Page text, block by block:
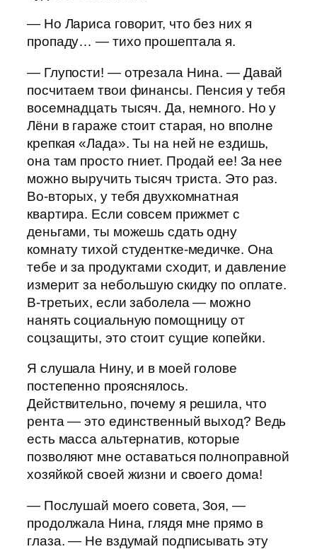
— Но Лариса говорит, что без них я
пропаду… — тихо прошептала я.
— Глупости! — отрезала Нина. — Давай
посчитаем твои финансы. Пенсия у тебя
восемнадцать тысяч. Да, немного. Но у
Лёни в гараже стоит старая, но вполне
крепкая «Лада». Ты на ней не ездишь,
она там просто гниет. Продай ее! За нее
можно выручить тысяч триста. Это раз.
Во-вторых, у тебя двухкомнатная
квартира. Если совсем прижмет с
деньгами, ты можешь сдать одну
комнату тихой студентке-медичке. Она
тебе и за продуктами сходит, и давление
измерит за небольшую скидку по оплате.
В-третьих, если заболела — можно
нанять социальную помощницу от
соцзащиты, это стоит сущие копейки.
Я слушала Нину, и в моей голове
постепенно прояснялось.
Действительно, почему я решила, что
рента — это единственный выход? Ведь
есть масса альтернатив, которые
позволяют мне оставаться полноправной
хозяйкой своей жизни и своего дома!
— Послушай моего совета, Зоя, —
продолжала Нина, глядя мне прямо в
глаза. — Не вздумай подписывать эту